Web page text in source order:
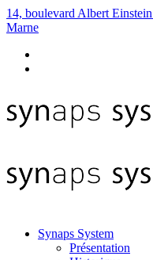
14, boulevard Albert
Marne
Synaps System
Présentation